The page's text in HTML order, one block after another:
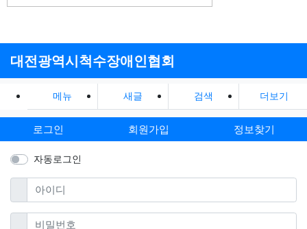
대전광역시척수장애인협회
메뉴 새글 검색 더보기
로그인 회원가입 정보찾기
자동로그인
아이디필수
비밀번호필수